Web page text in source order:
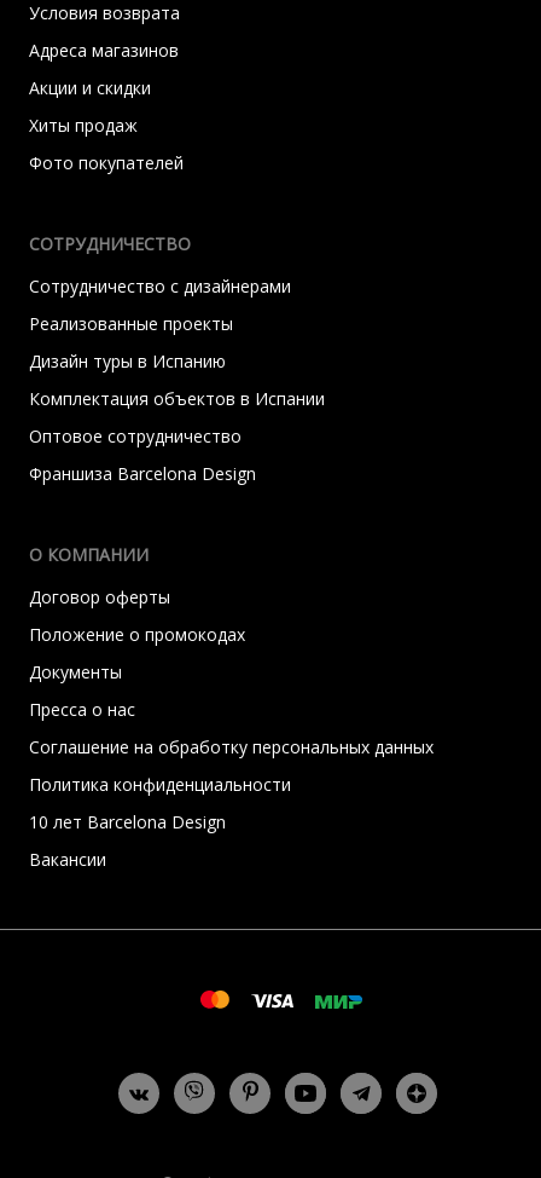
Условия возврата
Адреса магазинов
Акции и скидки
Хиты продаж
Фото покупателей
СОТРУДНИЧЕСТВО
Сотрудничество с дизайнерами
Реализованные проекты
Дизайн туры в Испанию
Комплектация объектов в Испании
Оптовое сотрудничество
Франшиза Barcelona Design
О КОМПАНИИ
Договор оферты
Положение о промокодах
Документы
Пресса о нас
Соглашение на обработку персональных данных
Политика конфиденциальности
10 лет Barcelona Design
Вакансии